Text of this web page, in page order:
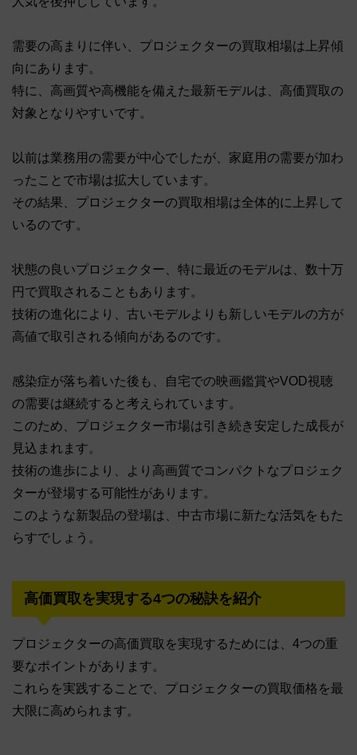
需要の高まりに伴い、プロジェクターの買取相場は上昇傾
向にあります。
特に、高画質や高機能を備えた最新モデルは、高価買取の
対象となりやすいです。
以前は業務用の需要が中心でしたが、家庭用の需要が加わ
ったことで市場は拡大しています。
その結果、プロジェクターの買取相場は全体的に上昇して
いるのです。
状態の良いプロジェクター、特に最近のモデルは、数十万
円で買取されることもあります。
技術の進化により、古いモデルよりも新しいモデルの方が
高値で取引される傾向があるのです。
感染症が落ち着いた後も、自宅での映画鑑賞やVOD視聴
の需要は継続すると考えられています。
このため、プロジェクター市場は引き続き安定した成長が
見込まれます。
技術の進歩により、より高画質でコンパクトなプロジェク
ターが登場する可能性があります。
このような新製品の登場は、中古市場に新たな活気をもた
らすでしょう。
高価買取を実現する4つの秘訣を紹介
プロジェクターの高価買取を実現するためには、4つの重
要なポイントがあります。
これらを実践することで、プロジェクターの買取価格を最
大限に高められます。